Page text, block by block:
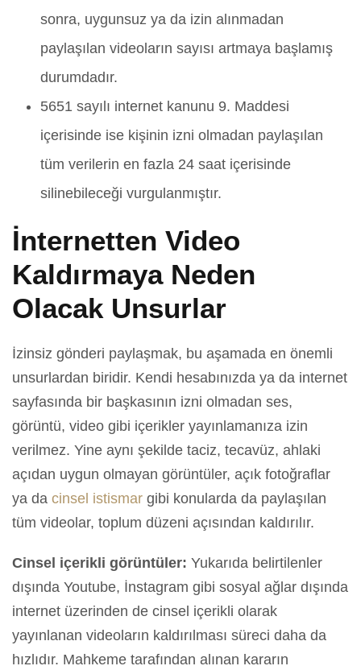
sonra, uygunsuz ya da izin alınmadan
paylaşılan videoların sayısı artmaya başlamış
durumdadır.
5651 sayılı internet kanunu 9. Maddesi
içerisinde ise kişinin izni olmadan paylaşılan
tüm verilerin en fazla 24 saat içerisinde
silinebileceği vurgulanmıştır.
İnternetten Video
Kaldırmaya Neden
Olacak Unsurlar
İzinsiz gönderi paylaşmak, bu aşamada en önemli
unsurlardan biridir. Kendi hesabınızda ya da internet
sayfasında bir başkasının izni olmadan ses,
görüntü, video gibi içerikler yayınlamanıza izin
verilmez. Yine aynı şekilde taciz, tecavüz, ahlaki
açıdan uygun olmayan görüntüler, açık fotoğraflar
ya da cinsel istismar gibi konularda da paylaşılan
tüm videolar, toplum düzeni açısından kaldırılır.
Cinsel içerikli görüntüler: Yukarıda belirtilenler
dışında Youtube, İnstagram gibi sosyal ağlar dışında
internet üzerinden de cinsel içerikli olarak
yayınlanan videoların kaldırılması süreci daha da
hızlıdır. Mahkeme tarafından alınan kararın